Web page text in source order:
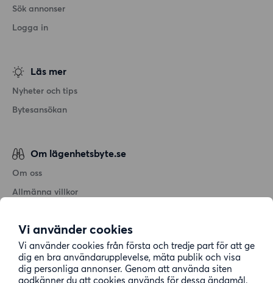
Vi använder cookies
Vi använder cookies från första och tredje part för att ge
dig en bra användarupplevelse, mäta publik och visa
dig personliga annonser. Genom att använda siten
godkänner du att cookies används för dessa ändamål.
Sök annonser
Logga in
Läs mer
Nyheter och tips
Bytesansökan
Om lägenhetsbyte.se
Om oss
Allmänna villkor
Cookiepolicy
Sitemap